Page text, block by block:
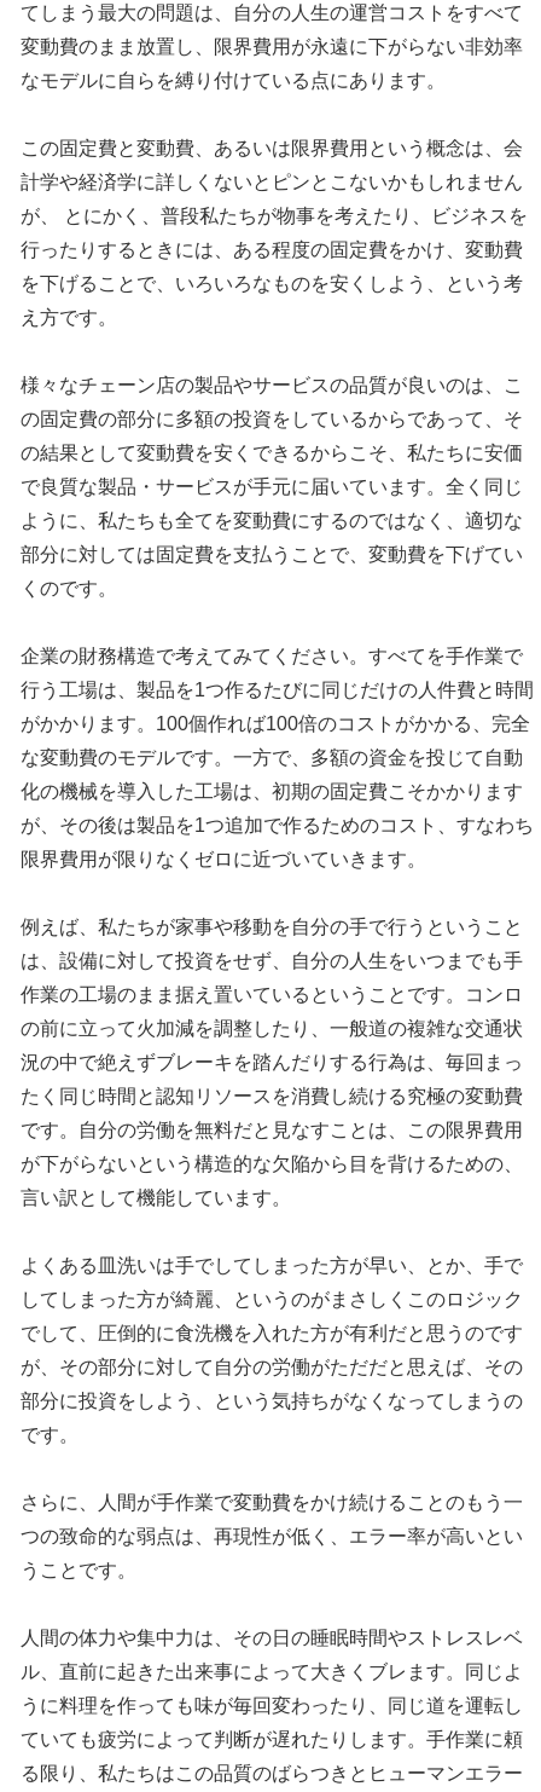
てしまう最大の問題は、自分の人生の運営コストをすべて
変動費のまま放置し、限界費用が永遠に下がらない非効率
なモデルに自らを縛り付けている点にあります。
この固定費と変動費、あるいは限界費用という概念は、会
計学や経済学に詳しくないとピンとこないかもしれません
が、 とにかく、普段私たちが物事を考えたり、ビジネスを
行ったりするときには、ある程度の固定費をかけ、変動費
を下げることで、いろいろなものを安くしよう、という考
え方です。
様々なチェーン店の製品やサービスの品質が良いのは、こ
の固定費の部分に多額の投資をしているからであって、そ
の結果として変動費を安くできるからこそ、私たちに安価
で良質な製品・サービスが手元に届いています。全く同じ
ように、私たちも全てを変動費にするのではなく、適切な
部分に対しては固定費を支払うことで、変動費を下げてい
くのです。
企業の財務構造で考えてみてください。すべてを手作業で
行う工場は、製品を1つ作るたびに同じだけの人件費と時間
がかかります。100個作れば100倍のコストがかかる、完全
な変動費のモデルです。一方で、多額の資金を投じて自動
化の機械を導入した工場は、初期の固定費こそかかります
が、その後は製品を1つ追加で作るためのコスト、すなわち
限界費用が限りなくゼロに近づいていきます。
例えば、私たちが家事や移動を自分の手で行うということ
は、設備に対して投資をせず、自分の人生をいつまでも手
作業の工場のまま据え置いているということです。コンロ
の前に立って火加減を調整したり、一般道の複雑な交通状
況の中で絶えずブレーキを踏んだりする行為は、毎回まっ
たく同じ時間と認知リソースを消費し続ける究極の変動費
です。自分の労働を無料だと見なすことは、この限界費用
が下がらないという構造的な欠陥から目を背けるための、
言い訳として機能しています。
よくある皿洗いは手でしてしまった方が早い、とか、手で
してしまった方が綺麗、というのがまさしくこのロジック
でして、圧倒的に食洗機を入れた方が有利だと思うのです
が、その部分に対して自分の労働がただだと思えば、その
部分に投資をしよう、という気持ちがなくなってしまうの
です。
さらに、人間が手作業で変動費をかけ続けることのもう一
つの致命的な弱点は、再現性が低く、エラー率が高いとい
うことです。
人間の体力や集中力は、その日の睡眠時間やストレスレベ
ル、直前に起きた出来事によって大きくブレます。同じよ
うに料理を作っても味が毎回変わったり、同じ道を運転し
ていても疲労によって判断が遅れたりします。手作業に頼
る限り、私たちはこの品質のばらつきとヒューマンエラー